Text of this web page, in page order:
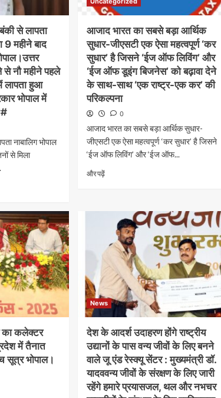
से लापता
9 महीने बाद
से नौ महीने पहले
लापता हुआ
भोपाल में
नाबालिग भोपाल
से मिला
आजाद भारत का सबसे बड़ा आर्थिक
सुधार-जीएसटी एक ऐसा महत्वपूर्ण ‘कर
सुधार’ है जिसने ‘ईज ऑफ लिविंग’ और
‘ईज ऑफ डूइंग बिजनेस’ को बढ़ावा देने
के साथ-साथ ‘एक राष्ट्र-एक कर’ की
परिकल्पना
0
आजाद भारत का सबसे बड़ा आर्थिक सुधार-
जीएसटी एक ऐसा महत्वपूर्ण ‘कर सुधार’ है जिसने
‘ईज ऑफ लिविंग’ और ‘ईज ऑफ...
और पढ़ें
का कलेक्टर
में तैनात
सूत्र भोपाल।
News
देश के आदर्श उदाहरण होंगे राष्ट्रीय
उद्यानों के पास वन्य जीवों के लिए बनने
वाले जू एंड रेस्क्यू सेंटर : मुख्यमंत्री डॉ.
यादववन्य जीवों के संरक्षण के लिए जारी
रहेंगे हमारे प्रयासजल, थल और नभचर